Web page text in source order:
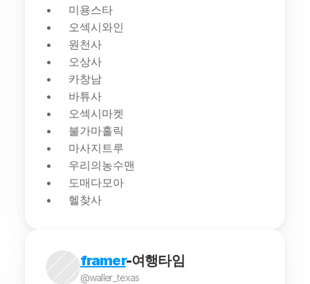
미용스타
오섹시와인
원천사
오상사
카창남
바튜사
오섹시마켓
불가마홀릭
마사지트루
우리의농수맨
도매다모아
헬찾사
framer-여행타임
@waller_texas